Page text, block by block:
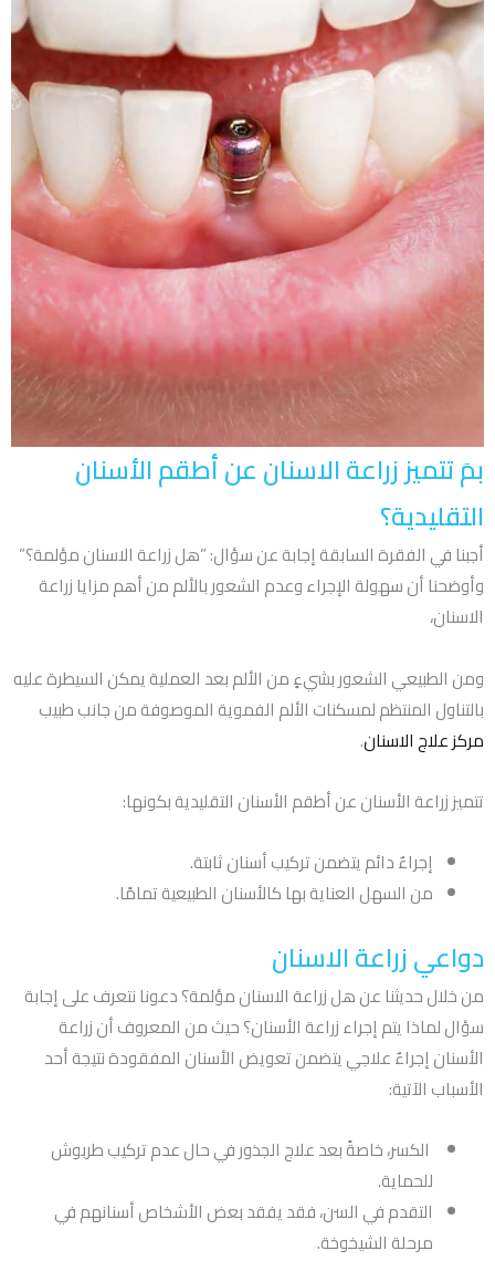
بمَ تتميز زراعة الاسنان عن أطقم الأسنان
التقليدية؟
أجبنا في الفقرة السابقة إجابة عن سؤال: ”هل زراعة الاسنان مؤلمة؟”
وأوضحنا أن سهولة الإجراء وعدم الشعور بالألم من أهم مزايا زراعة
الاسنان،
ومن الطبيعي الشعور بشيءٍ من الألم بعد العملية يمكن السيطرة عليه
بالتناول المنتظم لمسكنات الألم الفموية الموصوفة من جانب طبيب
مركز علاج الاسنان.
تتميز زراعة الأسنان عن أطقم الأسنان التقليدية بكونها:
إجراءٌ دائم يتضمن تركيب أسنان ثابتة.
من السهل العناية بها كالأسنان الطبيعية تمامًا.
دواعي زراعة الاسنان
من خلال حديثنا عن هل زراعة الاسنان مؤلمة؟ دعونا نتعرف على إجابة
سؤال لماذا يتم إجراء زراعة الأسنان؟ حيث من المعروف أن زراعة
الأسنان إجراءٌ علاجي يتضمن تعويض الأسنان المفقودة نتيجة أحد
الأسباب الآتية:
الكسر، خاصةً بعد علاج الجذور في حال عدم تركيب طربوش
للحماية.
التقدم في السن، فقد يفقد بعض الأشخاص أسنانهم في
مرحلة الشيخوخة.